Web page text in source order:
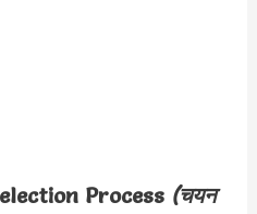
Process (चयन